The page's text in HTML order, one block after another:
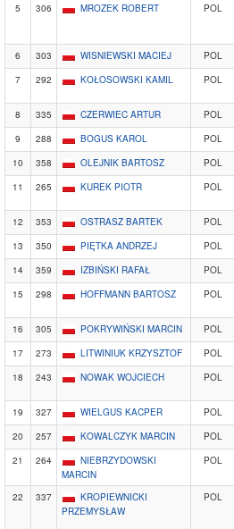
5 306 MROZEK ROBERT POL
6 303 WISNIEWSKI MACIEJ POL
7
292 KOŁOSOWSKI KAMIL POL
8 335 CZERWIEC ARTUR POL
9
288 BOGUS KAROL POL
10
358 OLEJNIK BARTOSZ POL
11
265 KUREK PIOTR POL
12 353 OSTRASZ BARTEK POL
13
350 PIĘTKA ANDRZEJ POL
14
359 IZBIŃSKI RAFAŁ POL
15
298 HOFFMANN BARTOSZ POL
16 305 POKRYWIŃSKI MARCIN POL
17
273 LITWINIUK KRZYSZTOF POL
18
243 NOWAK WOJCIECH POL
19 327 WIELGUS KACPER POL
20
257 KOWALCZYK MARCIN POL
21
264
NIEBRZYDOWSKI
MARCIN
POL
22 337
KROPIEWNICKI
PRZEMYSŁAW
POL